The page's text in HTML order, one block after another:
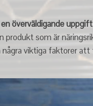
överväldigande
som är
viktiga faktorer att